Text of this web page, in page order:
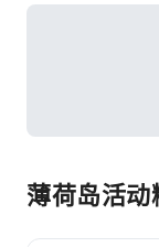
薄荷岛活动